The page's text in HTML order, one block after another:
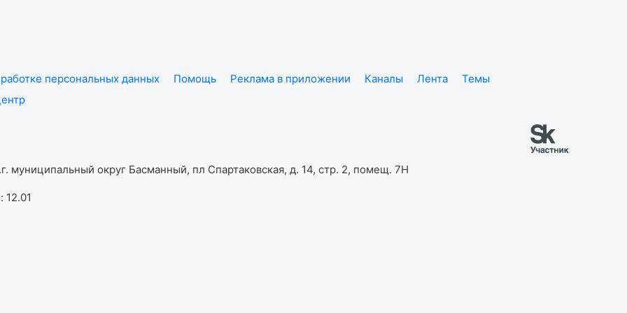
персональных данных Помощь Реклама в приложении Каналы Лента
Темы
муниципальный округ Басманный, пл Спартаковская, д. 14, стр. 2, помещ. 7Н
12.01